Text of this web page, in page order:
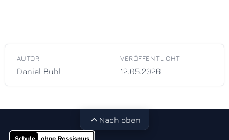
AUTOR
Daniel Buhl
VERÖFFENTLICHT
12.05.2026
Nach oben